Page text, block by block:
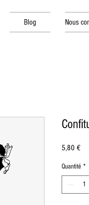
Blog Nous
5,80 €Prix
Quantité *